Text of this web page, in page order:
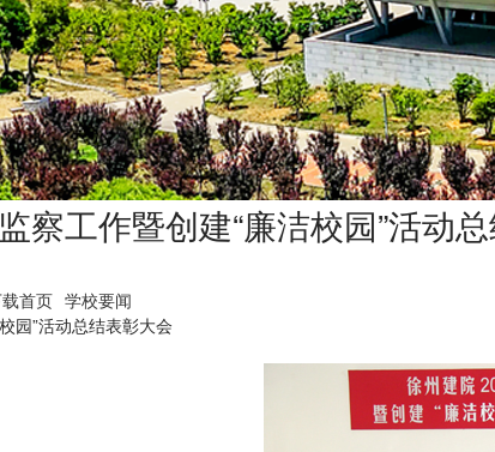
察工作暨创建“廉洁校园”活动
首页 学校要闻
园”活动总结表彰大会